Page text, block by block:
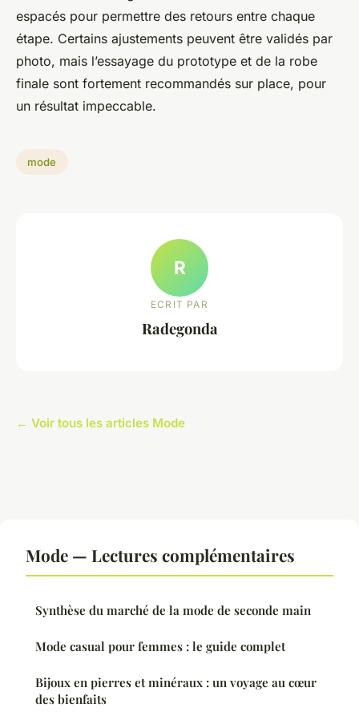
espacés pour permettre des retours entre chaque
étape. Certains ajustements peuvent être validés par
photo, mais l’essayage du prototype et de la robe
finale sont fortement recommandés sur place, pour
un résultat impeccable.
mode
R
ECRIT PAR
Radegonda
← Voir tous les articles Mode
Mode — Lectures complémentaires
Synthèse du marché de la mode de seconde main
Mode casual pour femmes : le guide complet
Bijoux en pierres et minéraux : un voyage au cœur
des bienfaits